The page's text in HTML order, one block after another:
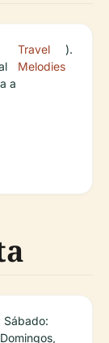
a
Travel
Melodies
).
Sábado: